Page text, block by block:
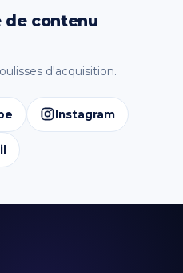
de contenu
d'acquisition.
Instagram